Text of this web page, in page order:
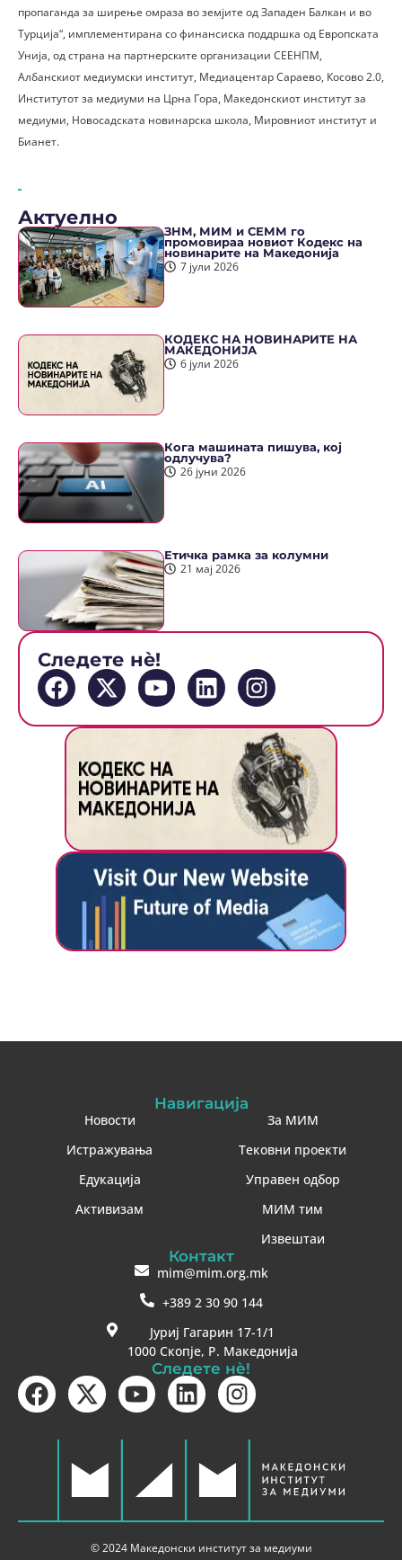
пропаганда за ширење омраза во земјите од Западен Балкан и во
Турција“, имплементирана со финансиска поддршка од Европската
Унија, од страна на партнерските организации СЕЕНПМ,
Албанскиот медиумски институт, Медиацентар Сараево, Косово 2.0,
Институтот за медиуми на Црна Гора, Македонскиот институт за
медиуми, Новосадската новинарска школа, Мировниот институт и
Бианет.
Актуелно
ЗНМ, МИМ и СЕММ го
промовираа новиот Кодекс на
новинарите на Македонија
7 јули 2026
КОДЕКС НА НОВИНАРИТЕ НА
МАКЕДОНИЈА
6 јули 2026
Кога машината пишува, кој
одлучува?
26 јуни 2026
Етичка рамка за колумни
21 мај 2026
Следете нè!
Навигација
Новости
Истражувања
Едукација
Активизам
За МИМ
Тековни проекти
Управен одбор
МИМ тим
Извештаи
Контакт
mim@mim.org.mk
+389 2 30 90 144
Јуриј Гагарин 17-1/1
1000 Скопје, Р. Македонија
Следете нè!
© 2024 Македонски институт за медиуми